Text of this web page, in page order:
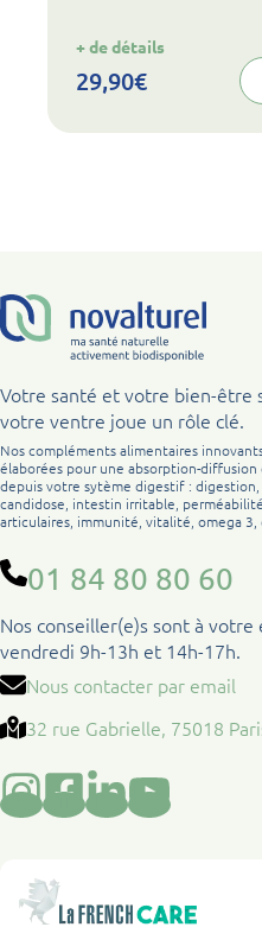
+ de détails
transit
29,90€
Votre santé et votre bien-être
votre ventre joue un rôle clé.
Nos compléments alimentaires
élaborées pour une absorption-
depuis votre sytème digestif :
candidose, intestin irritable,
articulaires, immunité, vitalité, omega
01 84 80 80 60
Nos conseiller(e)s sont à
vendredi 9h-13h et 14h-17h.
Nous contacter par email
32 rue Gabrielle, 75018